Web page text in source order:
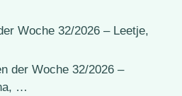
Woche 32/2026 – Leetje,
der Woche 32/2026 –
…